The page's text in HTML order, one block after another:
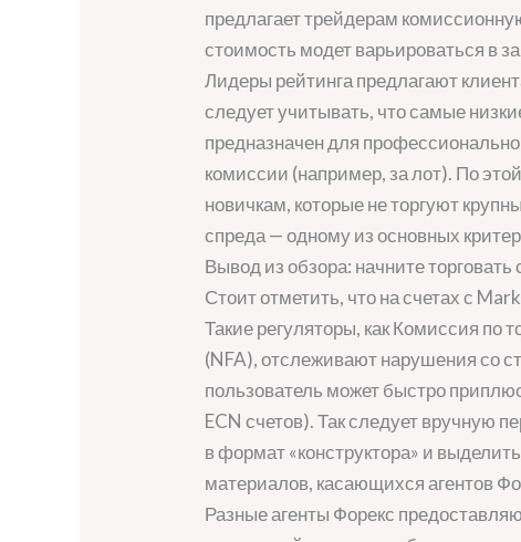
предлагает трейдерам
стоимость модет варьироваться в
Лидеры рейтинга предлагают
следует учитывать, что самые
предназначен для
комиссии (например, за лот). По
новичкам, которые не торгуют
спреда — одному из основных
Вывод из обзора: начните
Стоит отметить, что на счетах с
Такие регуляторы, как Комиссия
(NFA), отслеживают нарушения со
пользователь может быстро
ECN счетов). Так следует вручную
в формат «конструктора» и
материалов, касающихся агентов
Разные агенты Форекс